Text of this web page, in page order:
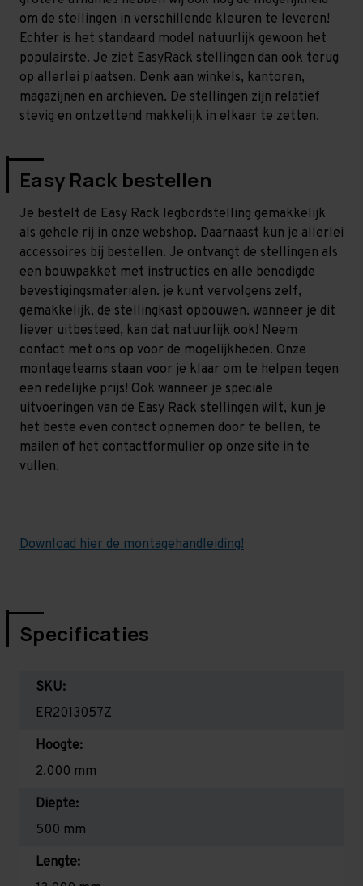
om de stellingen in verschillende kleuren te leveren!
Echter is het standaard model natuurlijk gewoon het
populairste. Je ziet EasyRack stellingen dan ook terug
op allerlei plaatsen. Denk aan winkels, kantoren,
magazijnen en archieven. De stellingen zijn relatief
stevig en ontzettend makkelijk in elkaar te zetten.
Easy Rack bestellen
Je bestelt de Easy Rack legbordstelling gemakkelijk
als gehele rij in onze webshop. Daarnaast kun je allerlei
accessoires bij bestellen. Je ontvangt de stellingen als
een bouwpakket met instructies en alle benodigde
bevestigingsmaterialen. je kunt vervolgens zelf,
gemakkelijk, de stellingkast opbouwen. wanneer je dit
liever uitbesteed, kan dat natuurlijk ook! Neem
contact met ons op voor de mogelijkheden. Onze
montageteams staan voor je klaar om te helpen tegen
een redelijke prijs! Ook wanneer je speciale
uitvoeringen van de Easy Rack stellingen wilt, kun je
het beste even contact opnemen door te bellen, te
mailen of het contactformulier op onze site in te
vullen.
Download hier de montagehandleiding!
Specificaties
SKU:
ER2013057Z
Hoogte:
2.000 mm
Diepte:
500 mm
Lengte: